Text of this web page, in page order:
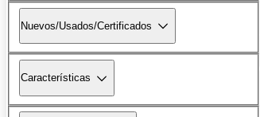
Nuevos/Usados/Certificados
Características